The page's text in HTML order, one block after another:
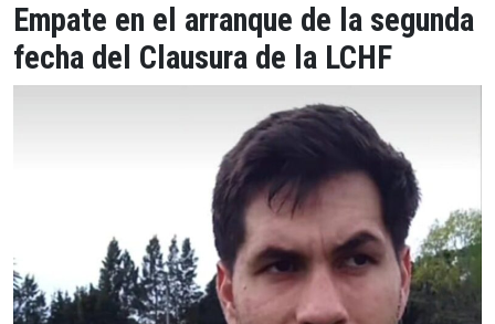
Empate en el arranque de la segunda
fecha del Clausura de la LCHF